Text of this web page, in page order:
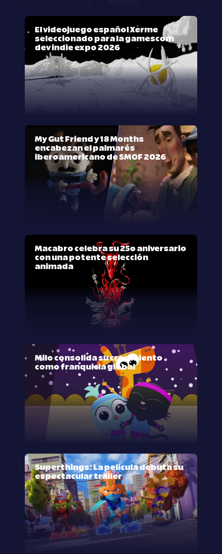
El videojuego español Xerme
seleccionado para la gamescom
dev indie expo 2026
My Gut Friend y 18 Months
encabezan el palmarés
iberoamericano de SMOF 2026
Macabro celebra su 25º aniversario
con una potente selección
animada
Milo consolida su crecimiento
como franquicia global
Superthings: La película debuta su
espectacular trailer